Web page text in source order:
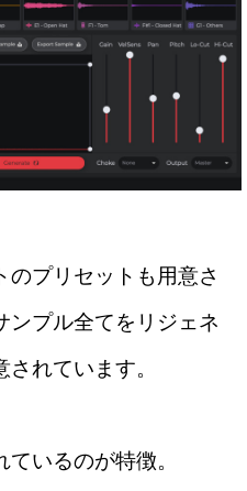
プリセットも用意さ
ンプル全てをリジェネ
れています。
いるのが特徴。